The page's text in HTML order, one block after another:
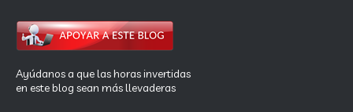
Ayúdanos a que las horas invertidas
en este blog sean más llevaderas